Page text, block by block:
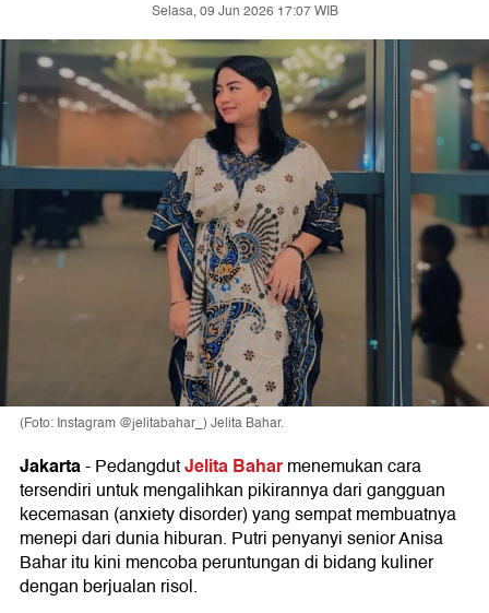
Selasa, 09 Jun 2026 17:07 WIB
(Foto: Instagram @jelitabahar_) Jelita Bahar.
Jakarta-PedangdutJelita Baharmenemukan cara
tersendiri untuk mengalihkan pikirannya dari gangguan
kecemasan (anxiety disorder) yang sempat membuatnya
menepi dari dunia hiburan. Putri penyanyi senior Anisa
Bahar itu kini mencoba peruntungan di bidang kuliner
dengan berjualan risol.